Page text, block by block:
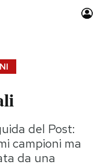
Idee
del Post:
campioni ma
da una